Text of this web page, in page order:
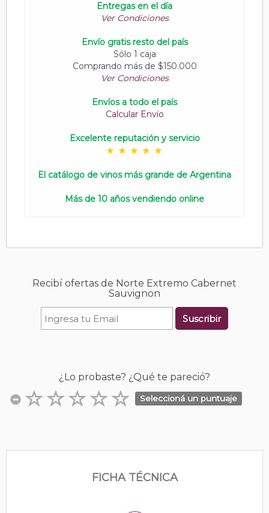
Entregas en el día
Ver Condiciones
Envío gratis resto del país
Sólo 1 caja
Comprando más de $150.000
Ver Condiciones
Envíos a todo el país
Calcular Envío
Excelente reputación y servicio
El catálogo de vinos más grande de Argentina
Más de 10 años vendiendo online
Recibí ofertas de Norte Extremo Cabernet
Sauvignon
Suscribir
¿Lo probaste? ¿Qué te pareció?
Seleccioná un puntuaje
FICHA TÉCNICA